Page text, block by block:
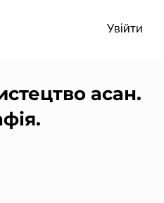
Увійти
асан.